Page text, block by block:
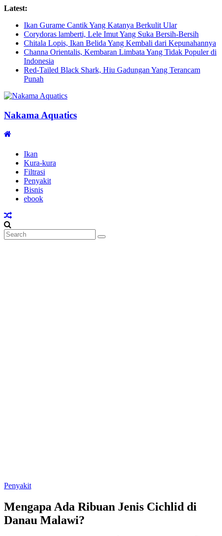
Latest:
Ikan Gurame Cantik Yang Katanya Berkulit Ular
Corydoras lamberti, Lele Imut Yang Suka Bersih-Bersih
Chitala Lopis, Ikan Belida Yang Kembali dari Kepunahannya
Channa Orientalis, Kembaran Limbata Yang Tidak Populer di
Indonesia
Red-Tailed Black Shark, Hiu Gadungan Yang Terancam
Punah
Nakama Aquatics
Ikan
Kura-kura
Filtrasi
Penyakit
Bisnis
ebook
Penyakit
Mengapa Ada Ribuan Jenis Cichlid di
Danau Malawi?